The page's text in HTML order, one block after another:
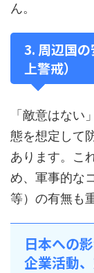
ん。
3. 周辺国
上警戒）
「敵意はな
態を想定して
あります。こ
め、軍事的な
等）の有無も
日本への
企業活動